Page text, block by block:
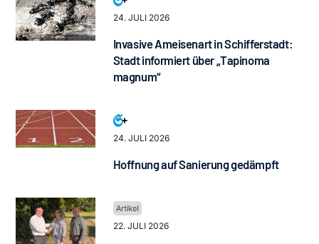
24. JULI 2026
Invasive Ameisenart in Schifferstadt:
Stadt informiert über „Tapinoma
magnum“
24. JULI 2026
Hoffnung auf Sanierung gedämpft
22. JULI 2026